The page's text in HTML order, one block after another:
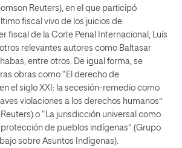
Reuters), en el que participó
fiscal vivo de los juicios de
fiscal de la Corte Penal Internacional, Luís
relevantes autores como Baltasar
entre otros. De igual forma, se
obras como “El derecho de
el siglo XXI: la secesión-remedio como
violaciones a los derechos humanos”
o “La jurisdicción universal como
de pueblos indígenas” (Grupo
sobre Asuntos Indígenas).